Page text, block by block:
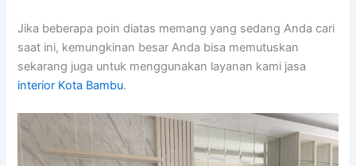
Jika beberapa poin diatas memang yang sedang Anda cari
saat ini, kemungkinan besar Anda bisa memutuskan
sekarang juga untuk menggunakan layanan kami jasa
interior Kota Bambu.